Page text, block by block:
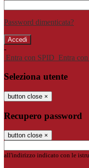
Password dimenticata?
-
Entra con SPID Entra
Seleziona utente
button close ×
Recupero password
button close ×
all'indirizzo indicato con le